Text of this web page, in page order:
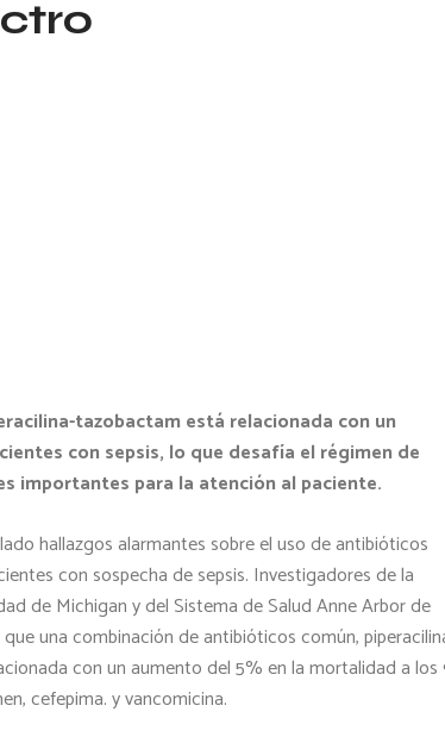
tazobactam está relacionada con un
con sepsis, lo que desafía el régimen de
importantes para la atención al paciente.
hallazgos alarmantes sobre el uso de antibióticos
con sospecha de sepsis. Investigadores de la
de Michigan y del Sistema de Salud Anne Arbor de
una combinación de antibióticos común,
con un aumento del 5% en la mortalidad a los
cefepima. y vancomicina.